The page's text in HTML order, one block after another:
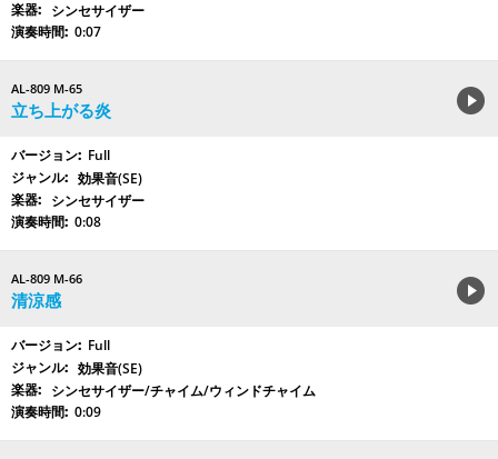
シンセサイザー
0:07
AL-809 M-65
立ち上がる炎
Full
効果音(SE)
シンセサイザー
0:08
AL-809 M-66
清涼感
Full
効果音(SE)
シンセサイザー/チャイム/ウィンドチャイム
0:09